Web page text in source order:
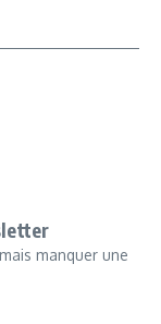
manquer une